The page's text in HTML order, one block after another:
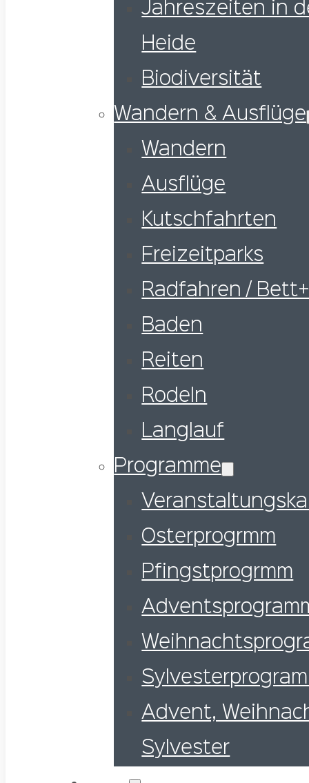
Jahreszeiten in
Heide
Biodiversität
Wandern & Ausflüge
Wandern
Ausflüge
Kutschfahrten
Freizeitparks
Radfahren /
Baden
Reiten
Rodeln
Langlauf
Programme
Osterprogrmm
Pfingstprogrmm
Advent,
Sylvester